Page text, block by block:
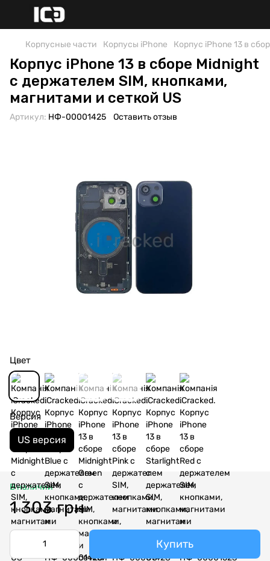
Корпусные части Корпусы iPhone Корпус iPhone 13 в
Корпус iPhone 13 в сборе Midnight
с держателем SIM, кнопками,
магнитами и сеткой US
Артикул: НФ-00001425 Оставить отзыв
Цвет
Версия
US версия
В наличии
1 303 грн
Купить